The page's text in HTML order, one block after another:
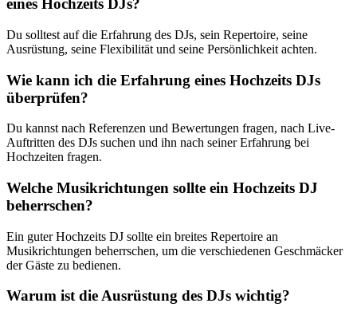
eines Hochzeits DJs?
Du solltest auf die Erfahrung des DJs, sein Repertoire, seine
Ausrüstung, seine Flexibilität und seine Persönlichkeit achten.
Wie kann ich die Erfahrung eines Hochzeits DJs
überprüfen?
Du kannst nach Referenzen und Bewertungen fragen, nach Live-
Auftritten des DJs suchen und ihn nach seiner Erfahrung bei
Hochzeiten fragen.
Welche Musikrichtungen sollte ein Hochzeits DJ
beherrschen?
Ein guter Hochzeits DJ sollte ein breites Repertoire an
Musikrichtungen beherrschen, um die verschiedenen Geschmäcker
der Gäste zu bedienen.
Warum ist die Ausrüstung des DJs wichtig?